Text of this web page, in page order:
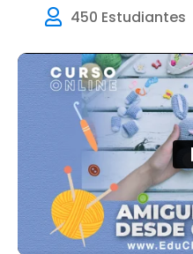
450 Estudiantes